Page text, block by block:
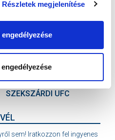
Részletek megjelenítése
09 17:30
AKADÉMIA
SZEKSZÁRDI UFC
sem! Iratkozzon fel ingyenes